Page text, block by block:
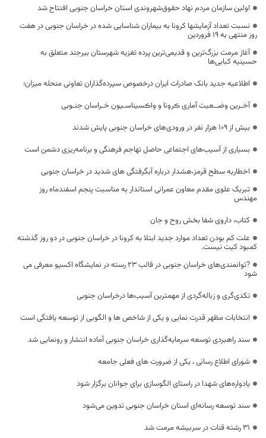
اولین سازمان مردم نهاد حقوق‌شهروندی استان خراسان جنوبی افتتاح شد
نسبت تعداد آزمایشها کرونا به بیماران شناسایی شده در خراسان جنوبی در هفت
روز منتهی به 19 فروردین
آغاز مرمت بزرگ‌ترین و قدیمی‌ترین پرده تغزیه شهرستان بیرجند متعلق به
حسینیه کبابی‌ها
اطلاعیه جدید بانک صادرات ایران درخصوص سپرده‌گذاران تعاونی منحله میزان؛
آخـرین وضــعیت آماری ڪرونا و واڪسیناسـیون خـراسان جنـوبی
بیش از ۱۰۹ هزار نفر در ورودی‌های خراسان جنوبی پایش شدند
بسیاری از آسیب‌های اجتماعی حاصل تهاجم فرهنگی و برنامه‌ریزی دشمن است
اخطاریه سطح قرمز،هشدار درباره آبگرفتگی های شدید در خراسان جنوبی
تبریک علوی مقدم معاون عمرانی استاندار به مناسبت پنجم اسفندماه روز
مهندس
کتاب، داروی شفا بخش روح و جان
علت کم بودن تعداد موارد جدید ابتلا به کرونا در خراسان جنوبی در دو روز گذشته
کمبود کیت نیست.
?توانمندی‌های خراسان جنوبی در قالب ۲۳ رسته در نمایشگاه اکسپو معرفی می
شود
تکدی‌گری و زباله‌گردی از مهمترین آسیب‌ها درخراسان جنوبی
انتخابات مظهر قدرت نمایی و یکی از شاخص ها و الگویی از توسعه یافتگی است
سند راهبردی توسعه سرمایه‌گذاری خراسان جنوبی آماده انتشار و رونمایی شد
شورای اطلاع رسانی ، یکی از ضرورت های فعلی جامعه
یادواره‌های شهدا در راستای الگوسازی برای جوانان برگزار شود
سند توسعه رسانه‌ای استان خراسان جنوبی تدوین می‌شود
31‌ رشته قنات در سربیشه مرمت شد